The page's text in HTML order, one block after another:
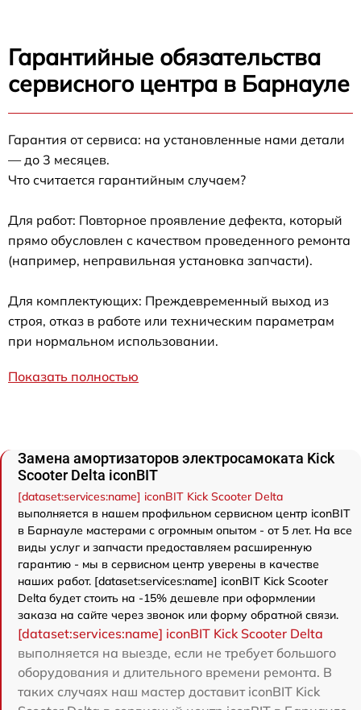
Гарантийные обязательства
сервисного центра в Барнауле
Гарантия от сервиса: на установленные нами детали
— до 3 месяцев.
Что считается гарантийным случаем?
Для работ: Повторное проявление дефекта, который
прямо обусловлен с качеством проведенного ремонта
(например, неправильная установка запчасти).
Для комплектующих: Преждевременный выход из
строя, отказ в работе или техническим параметрам
при нормальном использовании.
Показать полностью
Замена амортизаторов электросамоката Kick
Scooter Delta iconBIT
[dataset:services:name] iconBIT Kick Scooter Delta
выполняется в нашем профильном сервисном центр iconBIT
в Барнауле мастерами с огромным опытом - от 5 лет. На все
виды услуг и запчасти предоставляем расширенную
гарантию - мы в сервисном центр уверены в качестве
наших работ. [dataset:services:name] iconBIT Kick Scooter
Delta будет стоить на -15% дешевле при оформлении
заказа на сайте через звонок или форму обратной связи.
[dataset:services:name] iconBIT Kick Scooter Delta
выполняется на выезде, если не требует большого
оборудования и длительного времени ремонта. В
таких случаях наш мастер доставит iconBIT Kick